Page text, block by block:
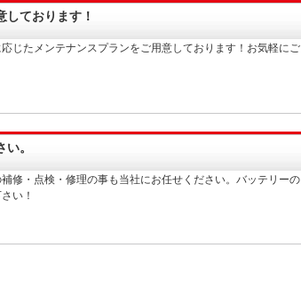
ております！
じたメンテナンスプランをご用意しております！お気軽にご
。
修・点検・修理の事も当社にお任せください。バッテリーの
い！